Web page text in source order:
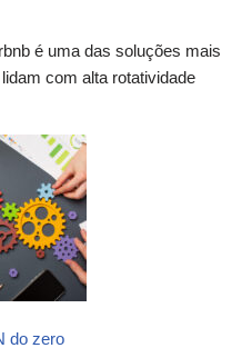
é uma das soluções mais
com alta rotatividade
do zero